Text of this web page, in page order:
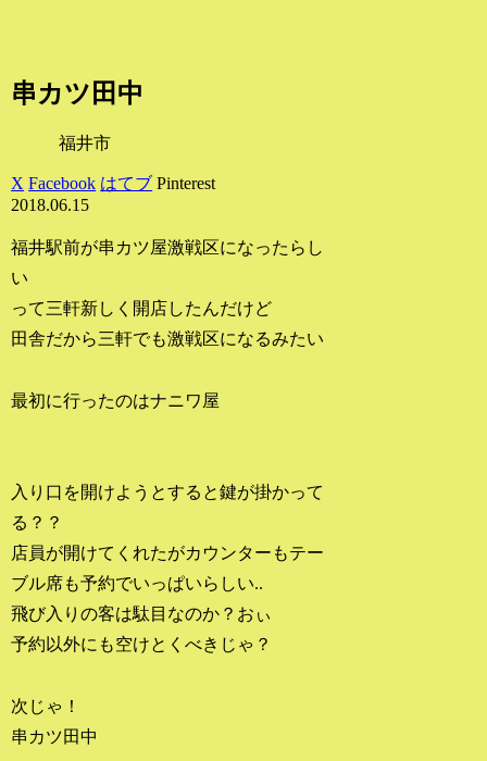
串カツ田中
福井市
X Facebook はてブ Pinterest
2018.06.15
福井駅前が串カツ屋激戦区になったらし
い
って三軒新しく開店したんだけど
田舎だから三軒でも激戦区になるみたい
最初に行ったのはナニワ屋
入り口を開けようとすると鍵が掛かって
る？？
店員が開けてくれたがカウンターもテー
ブル席も予約でいっぱいらしい..
飛び入りの客は駄目なのか？おぃ
予約以外にも空けとくべきじゃ？
次じゃ！
串カツ田中